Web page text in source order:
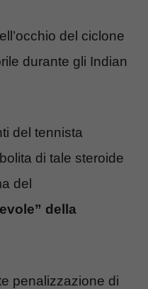
del ciclone
durante gli Indian
del tennista
di tale steroide
del
della
penalizzazione di